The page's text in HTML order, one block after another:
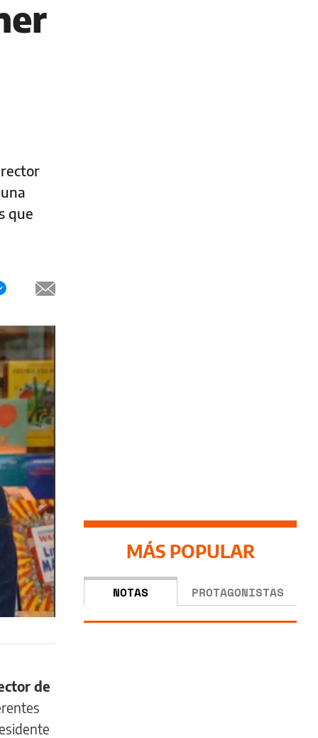
que
de
MÁS POPULAR
NOTAS PROTAGONISTAS